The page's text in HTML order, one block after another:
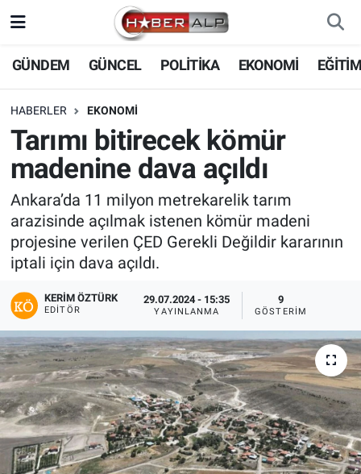
GÜNDEM GÜNCEL POLİTİKA EKONOMİ
HABERLER EKONOMİ
Tarımı bitirecek kömür
madenine dava açıldı
Ankara’da 11 milyon metrekarelik tarım
arazisinde açılmak istenen kömür madeni
projesine verilen ÇED Gerekli Değildir kararının
iptali için dava açıldı.
KERIM ÖZTÜRK
EDITÖR
29.07.2024 - 15:35
YAYINLANMA
9
GÖSTERIM
Nöbetçi Eczaneler
Hava Durumu
Trafik Durumu
Süper Lig Puan Durumu ve Fikstür
Tüm Manşetler
Son Dakika Haberleri
Haber Arşivi